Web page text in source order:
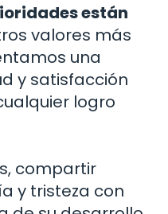
están
valores más
una
y satisfacción
logro
compartir
y tristeza con